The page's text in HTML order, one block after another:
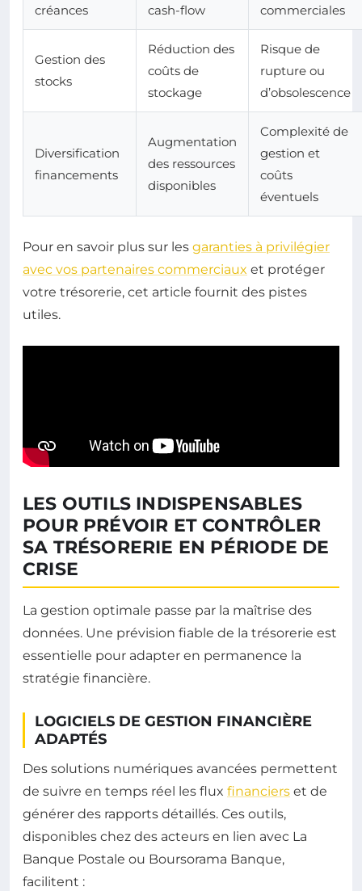
créances cash-flow commerciales
Gestion des
stocks
Réduction des
coûts de
stockage
Risque de
rupture ou
d’obsolescence
Diversification
financements
Augmentation
des ressources
disponibles
Complexité de
gestion et
coûts
éventuels
Pour en savoir plus sur les garanties à privilégier
avec vos partenaires commerciaux et protéger
votre trésorerie, cet article fournit des pistes
utiles.
LES OUTILS INDISPENSABLES
POUR PRÉVOIR ET CONTRÔLER
SA TRÉSORERIE EN PÉRIODE DE
CRISE
La gestion optimale passe par la maîtrise des
données. Une prévision fiable de la trésorerie est
essentielle pour adapter en permanence la
stratégie financière.
LOGICIELS DE GESTION FINANCIÈRE
ADAPTÉS
Des solutions numériques avancées permettent
de suivre en temps réel les flux financiers et de
générer des rapports détaillés. Ces outils,
disponibles chez des acteurs en lien avec La
Banque Postale ou Boursorama Banque,
facilitent :